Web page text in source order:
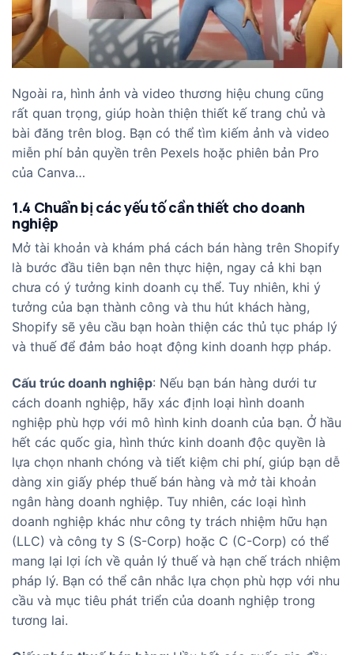
Ngoài ra, hình ảnh và video thương hiệu chung cũng
rất quan trọng, giúp hoàn thiện thiết kế trang chủ và
bài đăng trên blog. Bạn có thể tìm kiếm ảnh và video
miễn phí bản quyền trên Pexels hoặc phiên bản Pro
của Canva…
1.4 Chuẩn bị các yếu tố cần thiết cho doanh
nghiệp
Mở tài khoản và khám phá cách bán hàng trên Shopify
là bước đầu tiên bạn nên thực hiện, ngay cả khi bạn
chưa có ý tưởng kinh doanh cụ thể. Tuy nhiên, khi ý
tưởng của bạn thành công và thu hút khách hàng,
Shopify sẽ yêu cầu bạn hoàn thiện các thủ tục pháp lý
và thuế để đảm bảo hoạt động kinh doanh hợp pháp.
Cấu trúc doanh nghiệp: Nếu bạn bán hàng dưới tư
cách doanh nghiệp, hãy xác định loại hình doanh
nghiệp phù hợp với mô hình kinh doanh của bạn. Ở hầu
hết các quốc gia, hình thức kinh doanh độc quyền là
lựa chọn nhanh chóng và tiết kiệm chi phí, giúp bạn dễ
dàng xin giấy phép thuế bán hàng và mở tài khoản
ngân hàng doanh nghiệp. Tuy nhiên, các loại hình
doanh nghiệp khác như công ty trách nhiệm hữu hạn
(LLC) và công ty S (S-Corp) hoặc C (C-Corp) có thể
mang lại lợi ích về quản lý thuế và hạn chế trách nhiệm
pháp lý. Bạn có thể cân nhắc lựa chọn phù hợp với nhu
cầu và mục tiêu phát triển của doanh nghiệp trong
tương lai.